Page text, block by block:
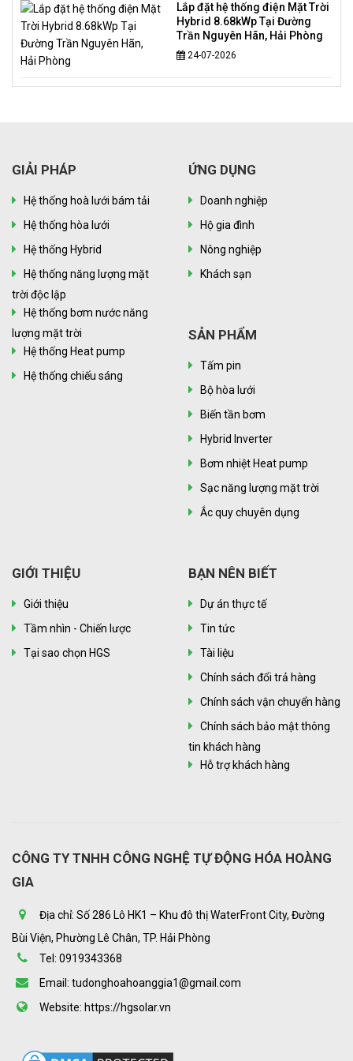
Lắp đặt hệ thống điện Mặt Trời
Hybrid 8.68kWp Tại Đường
Trần Nguyên Hãn, Hải Phòng
24-07-2026
GIẢI PHÁP
Hệ thống hoà lưới bám tải
Hệ thống hòa lưới
Hệ thống Hybrid
Hệ thống năng lượng mặt
trời độc lập
Hệ thống bơm nước năng
lượng mặt trời
Hệ thống Heat pump
Hệ thống chiếu sáng
ỨNG DỤNG
Doanh nghiệp
Hộ gia đình
Nông nghiệp
Khách sạn
SẢN PHẨM
Tấm pin
Bộ hòa lưới
Biến tần bơm
Hybrid Inverter
Bơm nhiệt Heat pump
Sạc năng lượng mặt trời
Ắc quy chuyên dụng
GIỚI THIỆU
Giới thiệu
Tầm nhìn - Chiến lược
Tại sao chọn HGS
BẠN NÊN BIẾT
Dự án thực tế
Tin tức
Tài liệu
Chính sách đổi trả hàng
Chính sách vận chuyển hàng
Chính sách bảo mật thông
tin khách hàng
Hỗ trợ khách hàng
CÔNG TY TNHH CÔNG NGHỆ TỰ ĐỘNG HÓA HOÀNG
GIA
Địa chỉ: Số 286 Lô HK1 – Khu đô thị WaterFront City, Đường
Bùi Viện, Phường Lê Chân, TP. Hải Phòng
Tel: 0919343368
Email: tudonghoahoanggia1@gmail.com
Website: https://hgsolar.vn